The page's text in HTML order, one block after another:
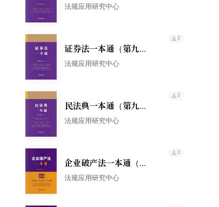
九版）
法规应用研究中心
证券法一本通（第九
版）
法规应用研究中心
2
民法典一本通（第九
版）
法规应用研究中心
2
企业破产法一本通（第
10版）
法规应用研究中心
2